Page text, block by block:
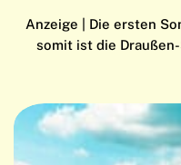
Anzeige | Die ersten
somit ist die